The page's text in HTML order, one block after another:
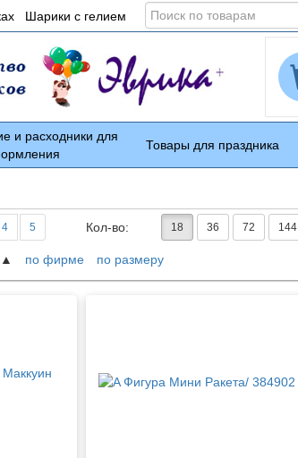
Шарики с гелием
Поиск
товарам
и расходники для
Товары для праздника
4 5 Кол-во: 18 36 72 144
по фирме по размеру